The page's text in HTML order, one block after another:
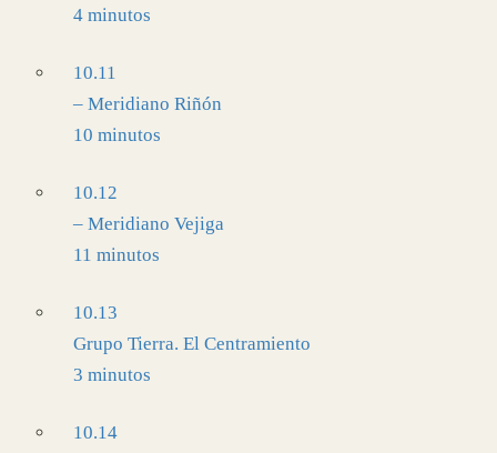
4 minutos
10.11
– Meridiano Riñón
10 minutos
10.12
– Meridiano Vejiga
11 minutos
10.13
Grupo Tierra. El Centramiento
3 minutos
10.14